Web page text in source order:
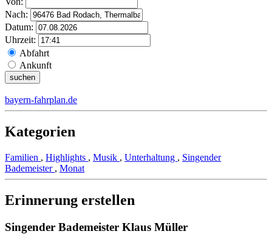
Nach:
Datum:
Uhrzeit:
Abfahrt
Ankunft
bayern-fahrplan.de
Kategorien
Familien , Highlights , Musik , Unterhaltung , Singender
Bademeister , Monat
Erinnerung erstellen
Singender Bademeister Klaus Müller